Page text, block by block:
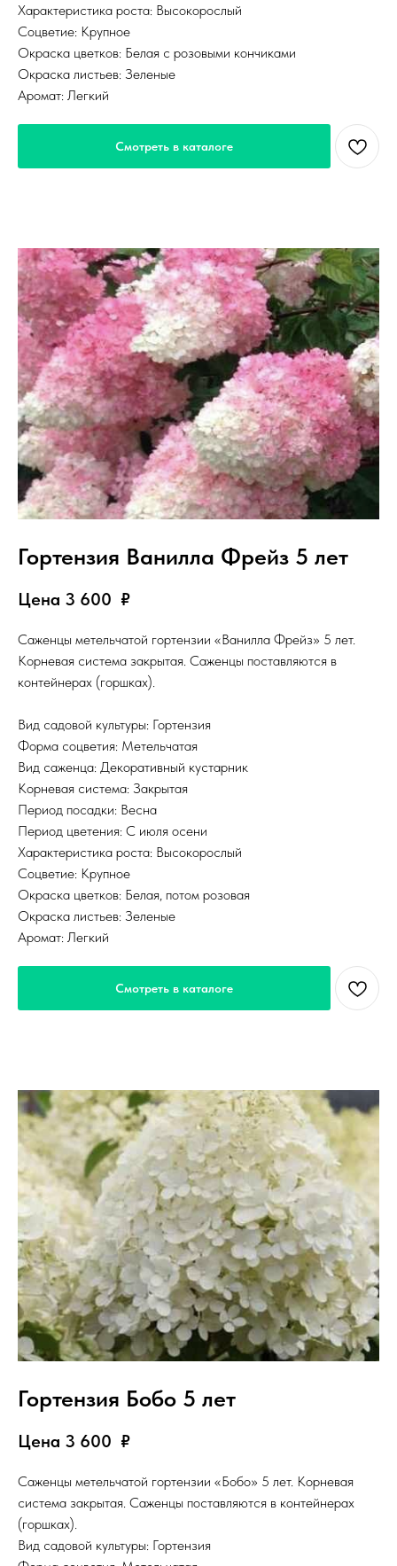
Характеристика роста: Высокорослый
Соцветие: Крупное
Окраска цветков: Белая с розовыми кончиками
Окраска листьев: Зеленые
Аромат: Легкий
Смотреть в каталоге
Гортензия Ванилла Фрейз 5 лет
Цена 3 600 ₽
Саженцы метельчатой гортензии «Ванилла Фрейз» 5 лет.
Корневая система закрытая. Саженцы поставляются в
контейнерах (горшках).
Вид садовой культуры: Гортензия
Форма соцветия: Метельчатая
Вид саженца: Декоративный кустарник
Корневая система: Закрытая
Период посадки: Весна
Период цветения: С июля осени
Характеристика роста: Высокорослый
Соцветие: Крупное
Окраска цветков: Белая, потом розовая
Окраска листьев: Зеленые
Аромат: Легкий
Смотреть в каталоге
Гортензия Бобо 5 лет
Цена 3 600 ₽
Саженцы метельчатой гортензии «Бобо» 5 лет. Корневая
система закрытая. Саженцы поставляются в контейнерах
(горшках).
Вид садовой культуры: Гортензия